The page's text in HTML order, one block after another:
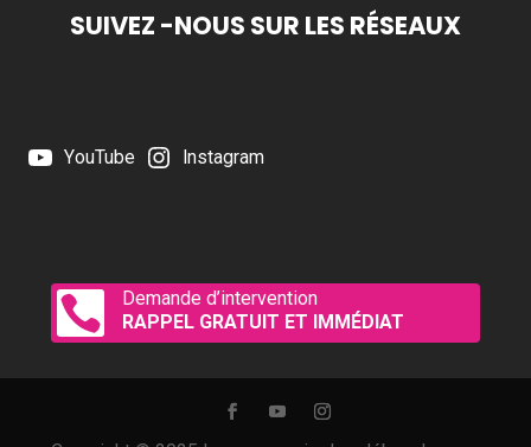
SUIVEZ -NOUS SUR LES RÉSEAUX
YouTube Instagram

Demande d’intervention
RAPPEL GRATUIT ET IMMÉDIAT